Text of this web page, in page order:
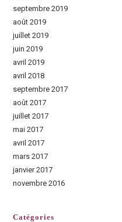
septembre 2019
août 2019
juillet 2019
juin 2019
avril 2019
avril 2018
septembre 2017
août 2017
juillet 2017
mai 2017
avril 2017
mars 2017
janvier 2017
novembre 2016
Catégories